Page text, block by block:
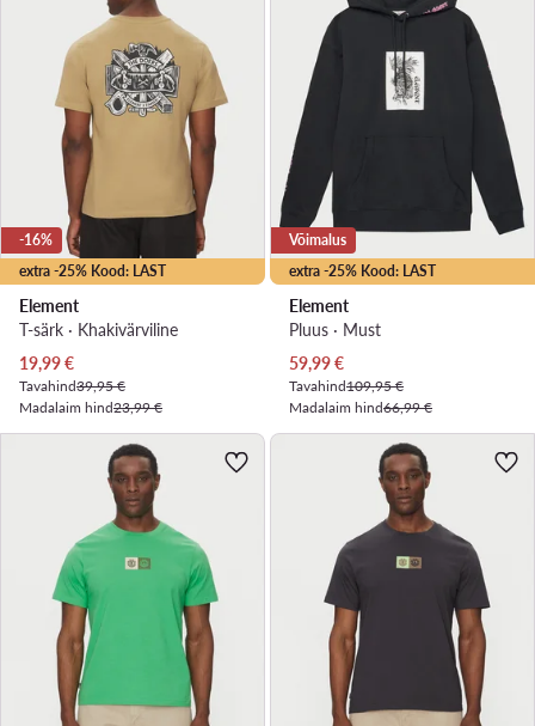
extra -25% Kood: LAST
-16%
Element
T-särk · Khakivärviline
Praegune hind
19,99€
Tavahind39,95 €
Madalaim hind23,99 €
extra -25% Kood: LAST
Võimalus
Element
Pluus · Must
Praegune hind
59,99€
Tavahind109,95 €
Madalaim hind66,99 €